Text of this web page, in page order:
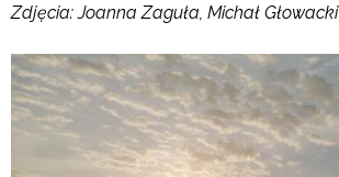
Zdjęcia: Joanna Zaguła, Michał Głowacki